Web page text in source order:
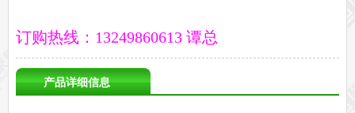
订购热线：13249860613 谭总
产品详细信息